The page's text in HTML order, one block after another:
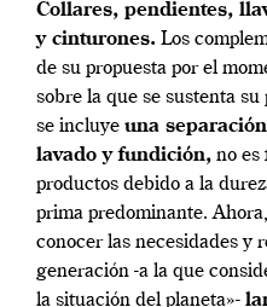
Collares, pendientes,
y cinturones. Los
de su propuesta por el
sobre la que se sustenta
se incluye una
lavado y fundición, no es
productos debido a la
prima predominante.
conocer las necesidades y
generación -a la que
la situación del planeta»-